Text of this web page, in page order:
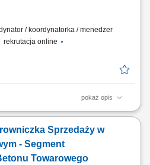
/ koordynatorka / menedżer
rekrutacja online
pokaż opis
sprzedażowego: rekrutacja,
poprzez kreowanie relacji
Sprzedaży w
- Segment
Towarowego